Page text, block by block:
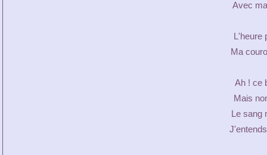
Avec
L'heure
Ma
Ah ! ce
Mais
Le sang